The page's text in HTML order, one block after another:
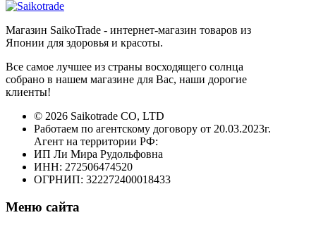
Магазин SaikoTrade - интернет-магазин товаров из
Японии для здоровья и красоты.
Все самое лучшее из страны восходящего солнца
собрано в нашем магазине для Вас, наши дорогие
клиенты!
© 2026 Saikotrade CO, LTD
Работаем по агентскому договору от 20.03.2023г.
Агент на территории РФ:
ИП Ли Мира Рудольфовна
ИНН: 272506474520
ОГРНИП: 322272400018433
Меню сайта